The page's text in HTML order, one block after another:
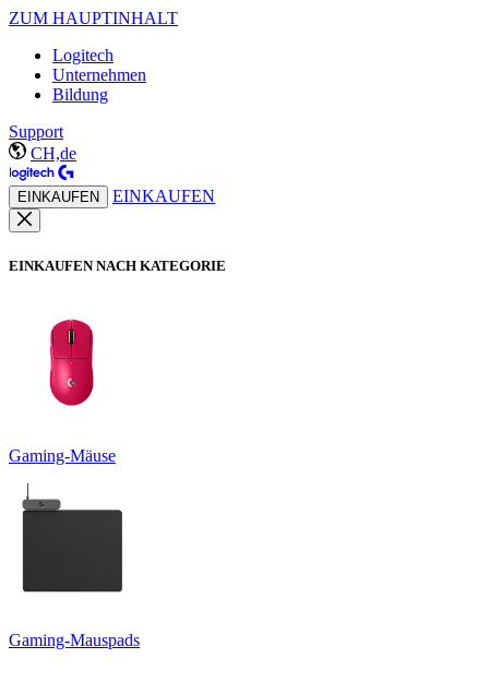
ZUM HAUPTINHALT
Logitech
Unternehmen
Bildung
Support
CH,de
EINKAUFEN EINKAUFEN
EINKAUFEN NACH KATEGORIE
Gaming-Mäuse
Gaming-Mauspads